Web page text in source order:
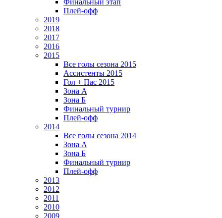
Финальный этап
Плей-офф
2019
2018
2017
2016
2015
Все голы сезона 2015
Ассистенты 2015
Гол + Пас 2015
Зона А
Зона Б
Финальный турнир
Плей-офф
2014
Все голы сезона 2014
Зона А
Зона Б
Финальный турнир
Плей-офф
2013
2012
2011
2010
2009